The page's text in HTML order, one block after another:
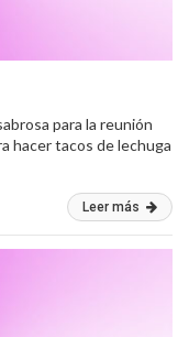
para la reunión
hacer tacos de lechuga
Leer más